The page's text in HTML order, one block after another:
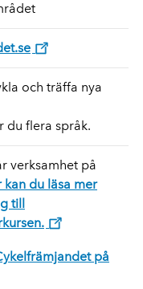
och träffa nya
du flera språk.
verksamhet på
kan du läsa mer
till
på